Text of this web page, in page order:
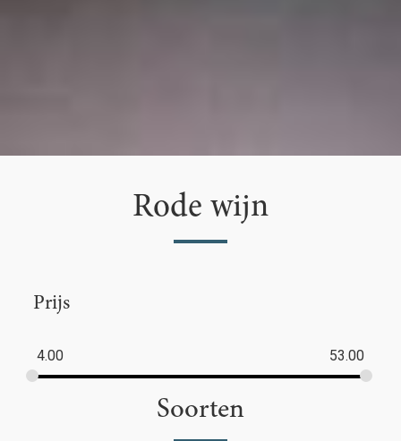
Rode wijn
Prijs
4.00 53.00
Soorten